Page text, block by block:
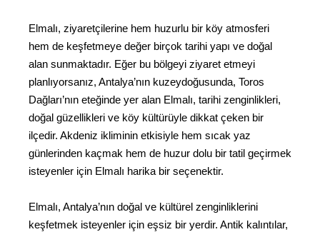
Elmalı, ziyaretçilerine hem huzurlu bir köy atmosferi
hem de keşfetmeye değer birçok tarihi yapı ve doğal
alan sunmaktadır. Eğer bu bölgeyi ziyaret etmeyi
planlıyorsanız, Antalya’nın kuzeydoğusunda, Toros
Dağları’nın eteğinde yer alan Elmalı, tarihi zenginlikleri,
doğal güzellikleri ve köy kültürüyle dikkat çeken bir
ilçedir. Akdeniz ikliminin etkisiyle hem sıcak yaz
günlerinden kaçmak hem de huzur dolu bir tatil geçirmek
isteyenler için Elmalı harika bir seçenektir.
Elmalı, Antalya’nın doğal ve kültürel zenginliklerini
keşfetmek isteyenler için eşsiz bir yerdir. Antik kalıntılar,